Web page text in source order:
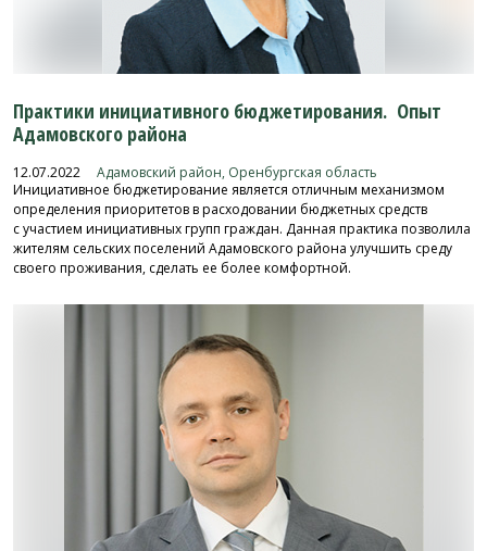
Практики инициативного бюджетирования. Опыт
Адамовского района
12.07.2022 Адамовский район, Оренбургская область
Инициативное бюджетирование является отличным механизмом
определения приоритетов в расходовании бюджетных средств
с участием инициативных групп граждан. Данная практика позволила
жителям сельских поселений Адамовского района улучшить среду
своего проживания, сделать ее более комфортной.